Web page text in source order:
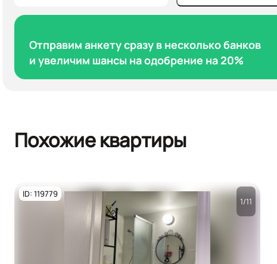
Отправим анкету сразу в несколько банков
и увеличим шансы на одобрение на 20%
Похожие квартиры
Посмотреть все
ID: 119779
1/11